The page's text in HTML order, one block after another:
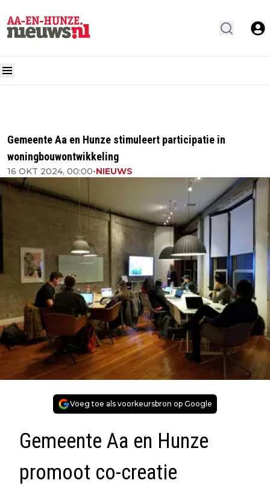
Gemeente Aa en Hunze stimuleert participatie in
woningbouwontwikkeling
16 OKT 2024, 00:00•NIEUWS
Voeg toe als voorkeursbron op Google
Gemeente Aa en Hunze
promoot co-creatie